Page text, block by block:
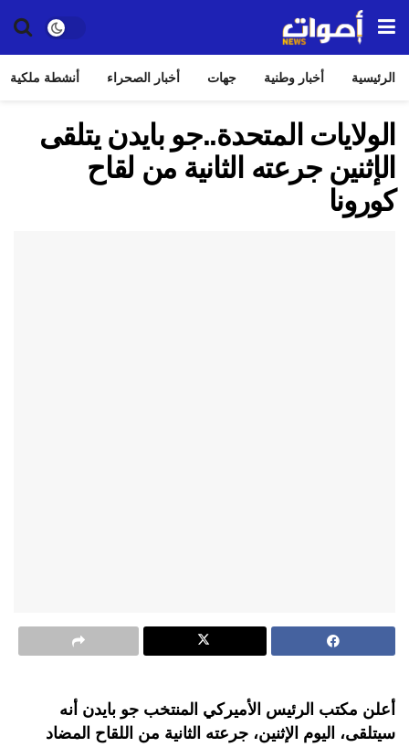
الرئيسية أخبار وطنية جهات أخبار الصحراء أنشطة ملكية
الولايات المتحدة..جو بايدن يتلقى
الإثنين جرعته الثانية من لقاح
كورونا
أعلن مكتب الرئيس الأميركي المنتخب جو بايدن أنه
سيتلقى، اليوم الإثنين، جرعته الثانية من اللقاح المضاد